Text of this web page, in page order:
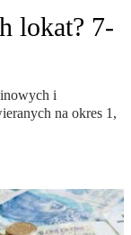
lokat? 7-
i
na okres 1,